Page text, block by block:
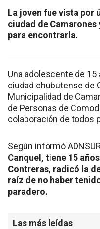
La joven fue vista por
ciudad de
para encontrarla.
Una adolescente de
ciudad chubutense de
Municipalidad de
de Personas de
colaboración de todos
Según informó
Canquel, tiene 15
Contreras, radicó la
raíz de no haber
paradero.
Las más leídas